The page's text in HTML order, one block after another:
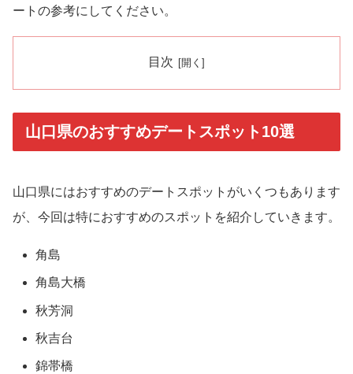
ートの参考にしてください。
目次
山口県のおすすめデートスポット10選
山口県にはおすすめのデートスポットがいくつもあります
が、今回は特におすすめのスポットを紹介していきます。
角島
角島大橋
秋芳洞
秋吉台
錦帯橋